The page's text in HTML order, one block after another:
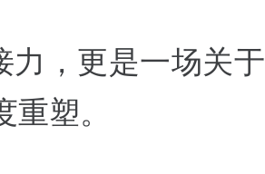
力，更是一场关于
重塑。